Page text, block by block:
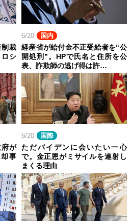
裁
シ
6/20 国内
経産省が給付金不正受給者を“公
開処刑”。HPで氏名と住所を公
表、詐欺師の逃げ得は許…
が
事
6/20 国際
ただバイデンに会いたい一心
で。金正恩がミサイルを連射し
まくる理由